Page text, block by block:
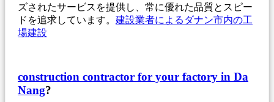
ズされたサービスを提供し、常に優れた品質とスピー
ドを追求しています。 建設業者によるダナン市内の工
場建設
construction contractor for your factory in Da
Nang?